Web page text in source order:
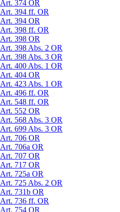
Art. 374 OR
Art. 394 ff. OR
Art. 394 OR
Art. 398 ff. OR
Art. 398 OR
Art. 398 Abs. 2 OR
Art. 398 Abs. 3 OR
Art. 400 Abs. 1 OR
Art. 404 OR
Art. 423 Abs. 1 OR
Art. 496 ff. OR
Art. 548 ff. OR
Art. 552 OR
Art. 568 Abs. 3 OR
Art. 699 Abs. 3 OR
Art. 706 OR
Art. 706a OR
Art. 707 OR
Art. 717 OR
Art. 725a OR
Art. 725 Abs. 2 OR
Art. 731b OR
Art. 736 ff. OR
Art. 754 OR